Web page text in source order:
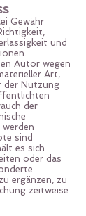
Gewähr
und
Autor wegen
Art,
der Nutzung
der
sind
es sich
oder das
ergänzen, zu
zeitweise